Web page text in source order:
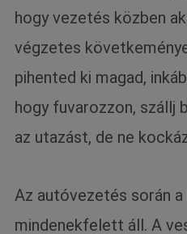
hogy vezetés közben
végzetes
pihented ki magad,
hogy fuvarozzon, szállj
az utazást, de ne
Az autóvezetés során
mindenekfelett áll. A